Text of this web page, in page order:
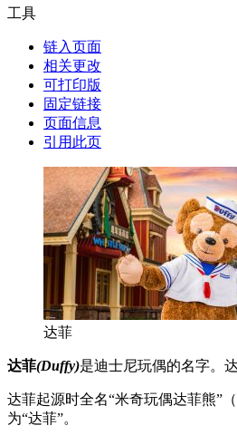
工具
链入页面
相关更改
可打印版
固定链接
页面信息
引用此页
达菲
达菲(Duffy)是迪士尼玩偶的名字。
达菲起源时全名“米奇玩偶达菲熊”
为“达菲”。